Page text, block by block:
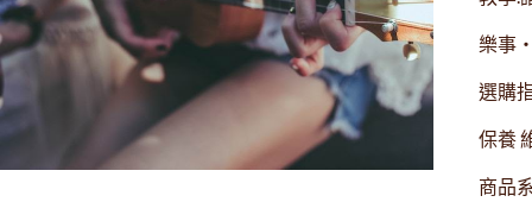
樂事
選購
保養
商品